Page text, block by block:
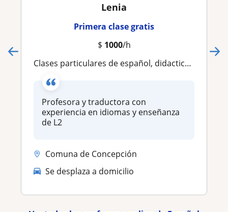
Lenia
Primera clase gratis
$ 1000/h
Clases particulares de español, didactica especializada en aprendizaje de L2
Profesora y traductora con
experiencia en idiomas y enseñanza
de L2
Comuna de Concepción
Se desplaza a domicilio